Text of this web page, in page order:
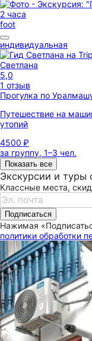
2 часа
foot
индивидуальная
Светлана
5,0
1 отзыв
Прогулка по
Путешествие на
утопий
4500 ₽
за группу, 1–3 чел.
Показать все
Экскурсии и туры
Классные места,
Подписаться
Нажимая
политики обработки